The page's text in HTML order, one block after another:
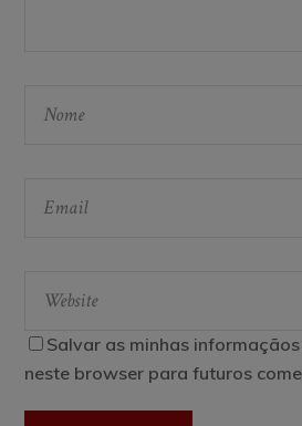
Salvar as minhas
neste browser para futuros